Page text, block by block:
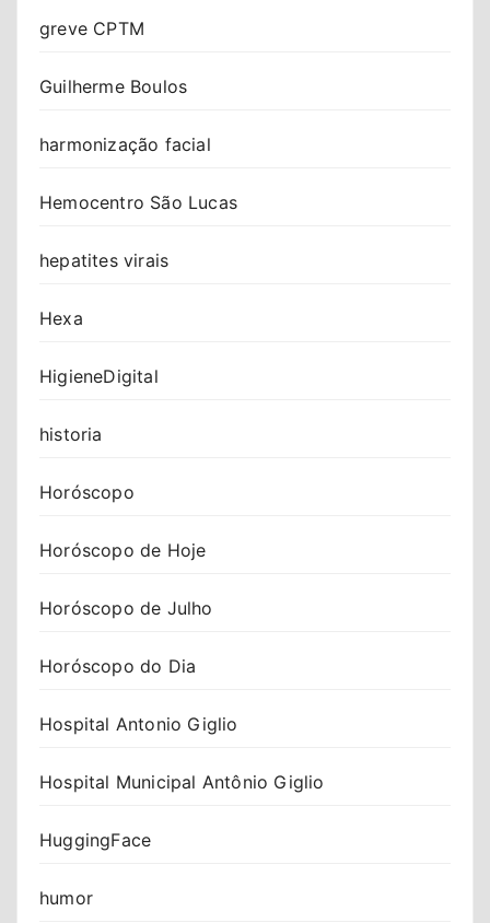
greve CPTM
Guilherme Boulos
harmonização facial
Hemocentro São Lucas
hepatites virais
Hexa
HigieneDigital
historia
Horóscopo
Horóscopo de Hoje
Horóscopo de Julho
Horóscopo do Dia
Hospital Antonio Giglio
Hospital Municipal Antônio Giglio
HuggingFace
humor